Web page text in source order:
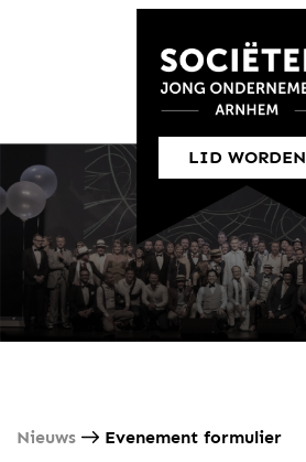
LID WORDEN
Nieuws Evenement formulier